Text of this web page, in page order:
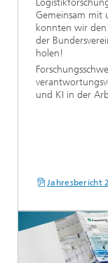
Gemeinsam mit
konnten wir den
der
holen!
und KI in der
Jahresbericht